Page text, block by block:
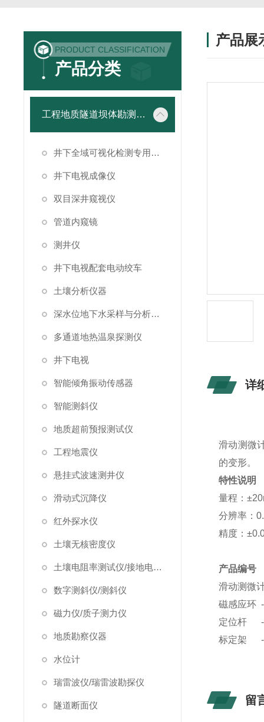
PRODUCT CLASSIFICATION
产品分类
工程地质隧道坝体勘测仪器
井下全域可视化检测专用成像设备
井下电视成像仪
双目深井窥视仪
管道内窥镜
测井仪
井下电视配套电动绞车
土壤分析仪器
深水位地下水采样与分析系统
多通道地热温泉探测仪
井下电视
智能倾角振动传感器
智能测斜仪
地质超前预报测试仪
工程地震仪
悬挂式波速测井仪
滑动式沉降仪
红外探水仪
土壤无核密度仪
土壤电阻率测试仪/接地电阻测试仪
数字测斜仪/测斜仪
磁力仪/质子测力仪
地质勘察仪器
水位计
瑞雷波仪/瑞雷波勘探仪
隧道断面仪
产品展
详
滑动测微
的变形。
特性说明
量程：
分辨率：
精度：
产品编号
滑动测微
磁感应环
定位杆
标定架
留